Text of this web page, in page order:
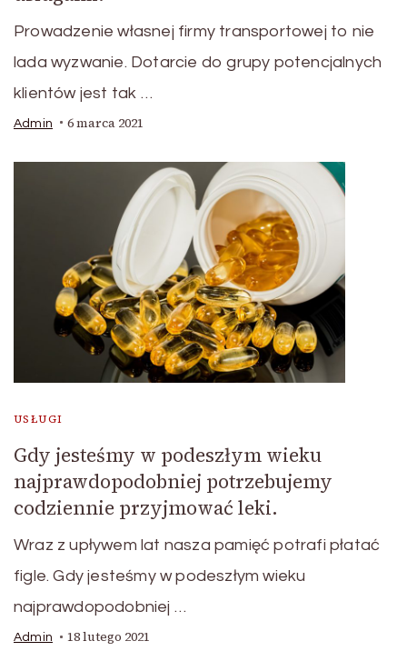
Prowadzenie własnej firmy transportowej to nie
lada wyzwanie. Dotarcie do grupy potencjalnych
klientów jest tak …
Admin 6 marca 2021
USŁUGI
Gdy jesteśmy w podeszłym wieku
najprawdopodobniej potrzebujemy
codziennie przyjmować leki.
Wraz z upływem lat nasza pamięć potrafi płatać
figle. Gdy jesteśmy w podeszłym wieku
najprawdopodobniej …
Admin 18 lutego 2021